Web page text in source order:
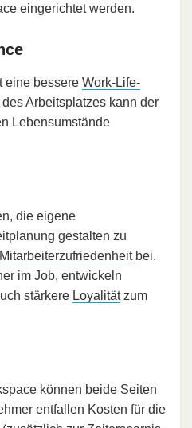
eingerichtet werden.
eine bessere Work-Life-
Arbeitsplatzes kann der
Lebensumstände
die eigene
gestalten zu
Mitarbeiterzufriedenheitbei.
im Job, entwickeln
stärkere Loyalitätzum
können beide Seiten
entfallen Kosten für die